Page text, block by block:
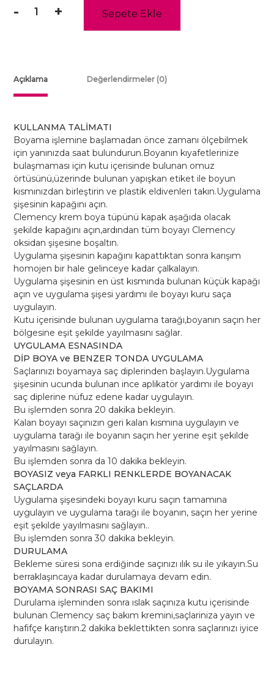
-Clemency
Beyaz
Kapatma
(7.43)
Bitkisel
İçerikli
Krem
Saç
Boyası
Seti
adet
+ Sepete Ekle
Açıklama Değerlendirmeler (0)
KULLANMA TALİMATI
Boyama işlemine başlamadan önce zamanı ölçebilmek
için yanınızda saat bulundurun.Boyanın kıyafetlerinize
bulaşmaması için kutu içerisinde bulunan omuz
örtüsünü,üzerinde bulunan yapışkan etiket ile boyun
kısmınızdan birleştirin ve plastik eldivenleri takın.Uygulama
şişesinin kapağını açın.
Clemency krem boya tüpünü kapak aşağıda olacak
şekilde kapağını açın,ardından tüm boyayı Clemency
oksidan şişesine boşaltın.
Uygulama şişesinin kapağını kapattıktan sonra karışım
homojen bir hale gelinceye kadar çalkalayın.
Uygulama şişesinin en üst kısmında bulunan küçük kapağı
açın ve uygulama şişesi yardımı ile boyayı kuru saça
uygulayın.
Kutu içerisinde bulunan uygulama tarağı,boyanın saçın her
bölgesine eşit şekilde yayılmasını sağlar.
UYGULAMA ESNASINDA
DİP BOYA ve BENZER TONDA UYGULAMA
Saçlarınızı boyamaya saç diplerinden başlayın.Uygulama
şişesinin ucunda bulunan ince aplikatör yardımı ile boyayı
saç diplerine nüfuz edene kadar uygulayın.
Bu işlemden sonra 20 dakika bekleyin.
Kalan boyayı saçınızın geri kalan kısmına uygulayın ve
uygulama tarağı ile boyanın saçın her yerine eşit şekilde
yayılmasını sağlayın.
Bu işlemden sonra da 10 dakika bekleyin.
BOYASIZ veya FARKLI RENKLERDE BOYANACAK
SAÇLARDA
Uygulama şişesindeki boyayı kuru saçın tamamına
uygulayın ve uygulama tarağı ile boyanın, saçın her yerine
eşit şekilde yayılmasını sağlayın..
Bu işlemden sonra 30 dakika bekleyin.
DURULAMA
Bekleme süresi sona erdiğinde saçınızı ılık su ile yıkayın.Su
berraklaşıncaya kadar durulamaya devam edin.
BOYAMA SONRASI SAÇ BAKIMI
Durulama işleminden sonra ıslak saçınıza kutu içerisinde
bulunan Clemency saç bakım kremini,saçlariniza yayın ve
hafifçe karıştırın.2 dakika beklettikten sonra saçlarınızı iyice
durulayın.